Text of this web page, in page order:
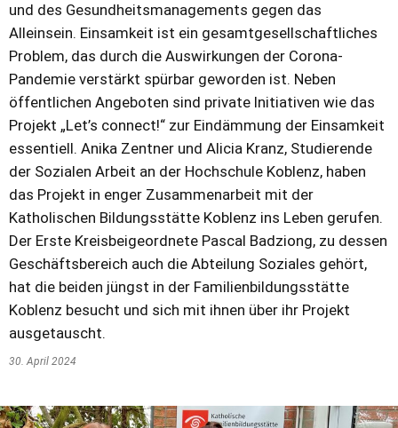
und des Gesundheitsmanagements gegen das
Alleinsein. Einsamkeit ist ein gesamtgesellschaftliches
Problem, das durch die Auswirkungen der Corona-
Pandemie verstärkt spürbar geworden ist. Neben
öffentlichen Angeboten sind private Initiativen wie das
Projekt „Let’s connect!“ zur Eindämmung der Einsamkeit
essentiell. Anika Zentner und Alicia Kranz, Studierende
der Sozialen Arbeit an der Hochschule Koblenz, haben
das Projekt in enger Zusammenarbeit mit der
Katholischen Bildungsstätte Koblenz ins Leben gerufen.
Der Erste Kreisbeigeordnete Pascal Badziong, zu dessen
Geschäftsbereich auch die Abteilung Soziales gehört,
hat die beiden jüngst in der Familienbildungsstätte
Koblenz besucht und sich mit ihnen über ihr Projekt
ausgetauscht.
30. April 2024